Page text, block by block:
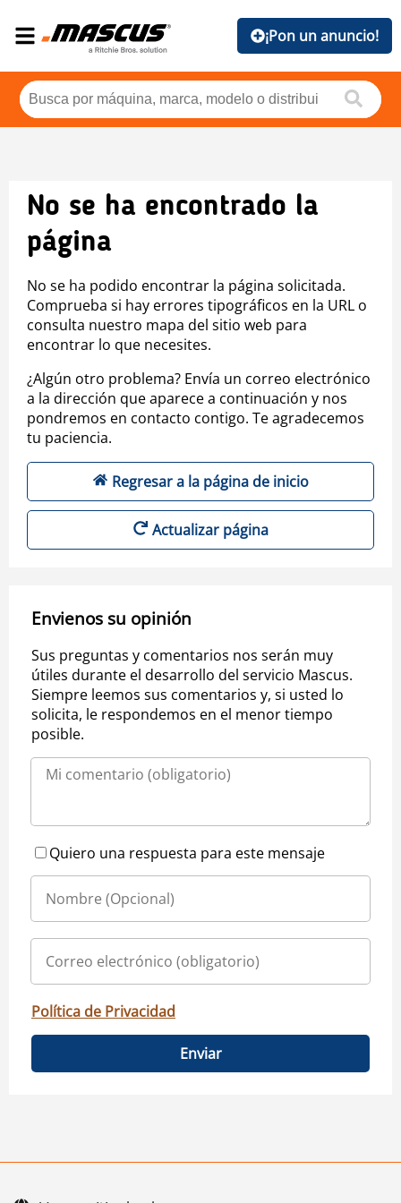
¡Pon un anuncio!
No se ha encontrado la
página
No se ha podido encontrar la página solicitada.
Comprueba si hay errores tipográficos en la URL o
consulta nuestro mapa del sitio web para
encontrar lo que necesites.
¿Algún otro problema? Envía un correo electrónico
a la dirección que aparece a continuación y nos
pondremos en contacto contigo. Te agradecemos
tu paciencia.
Regresar a la página de inicio
Actualizar página
Envienos su opinión
Sus preguntas y comentarios nos serán muy
útiles durante el desarrollo del servicio Mascus.
Siempre leemos sus comentarios y, si usted lo
solicita, le respondemos en el menor tiempo
posible.
Quiero una respuesta para este mensaje
Política de Privacidad
Enviar